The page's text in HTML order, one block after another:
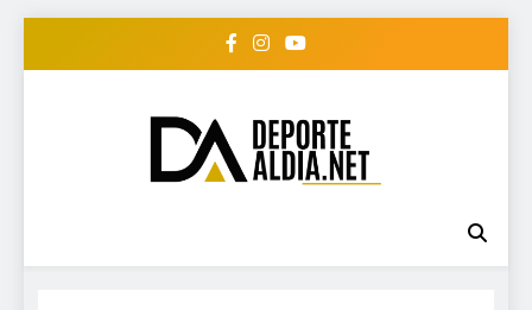
• DEPORTE AL DIA •
"Periodico Deportivo
#deportealdiard #deportealdiaperiodico